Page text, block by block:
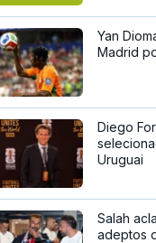
Yan
Madrid
Diego
Uruguai
Salah
adeptos